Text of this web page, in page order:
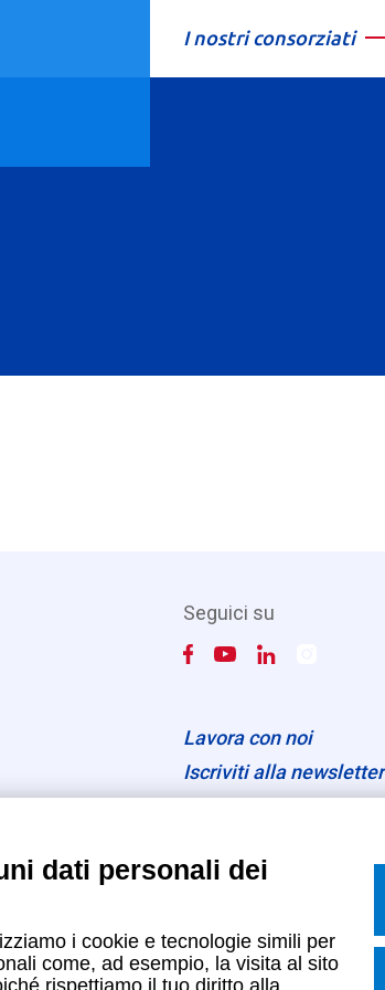
I nostri consorziati
Seguici su
Lavora con noi
Iscriviti alla newsletter
dati personali dei
i cookie e tecnologie simili per
come, ad esempio, la visita al sito
rispettiamo il tuo diritto alla